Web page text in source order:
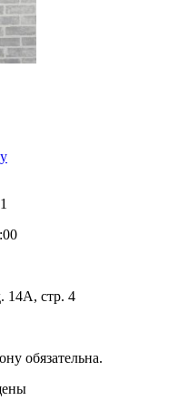
14А, стр. 4
обязательна.